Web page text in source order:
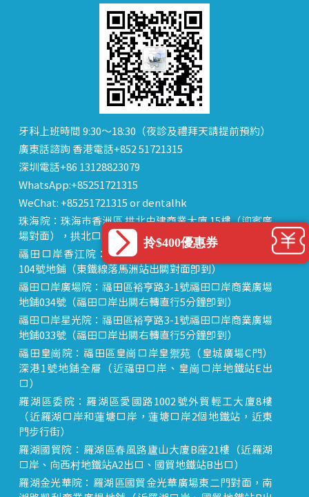
牙科上班時間 9:30～18:30（夜診及禮拜天請提前預約）
廣東話諮詢 香港電話+852 51721315
深圳電話+86 13128823079
WhatsApp:+85251721315
WeChat: +85251721315 or dentalhk
珠海院：珠海市香洲區 拱北中建商業大廈 15樓（迎賓廣
場對面），拱北口岸步行8分鐘直達
福田口岸香江院：福田區福田口岸正對面，海悅華城
104號地鋪（東鐵線落馬洲站出關對面即到）
福田口岸廣場院：福田區裕亨路3-1號福田口岸商業廣場
地鋪034號（福田口岸出關右轉直行5分鐘即到）
福田口岸星光院：福田區裕亨路3-1號福田口岸商業廣場
地鋪033號（福田口岸出關右轉直行5分鐘即到）
福田皇崗院：福田區皇崗口岸皇禦苑（皇城廣場C門）
深港1號地鋪全層（近福田口岸、皇崗口岸地鐵站E出
口）
羅湖區委院：羅湖區愛國路1002號外貿輕工大廈8樓
（近羅湖口岸和蓮塘口岸，蓮塘口岸2個地鐵站，近東
門步行街）
羅湖國貿院：羅湖區春風路廬山大廈B座21樓（近羅湖
口岸、向西村地鐵站A2出口、國貿地鐵站B出口）
羅湖金光華院：羅湖區國貿金光華廣場東二門對面，南
拎$400優惠券